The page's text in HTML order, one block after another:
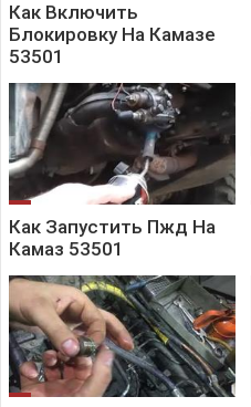
Как Включить
Блокировку На Камазе
53501
Как Запустить Пжд На
Камаз 53501